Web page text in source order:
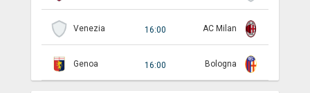
Venezia 16:00 AC Milan
Genoa 16:00 Bologna